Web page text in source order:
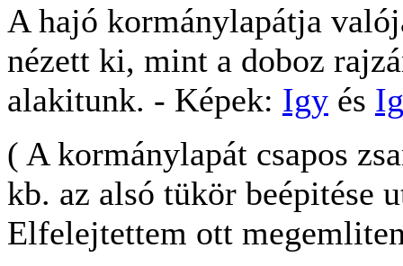
A hajó kormánylapátja
nézett ki, mint a doboz
alakitunk. - Képek: Igy és
( A kormánylapát csapos
kb. az alsó tükör beépitése
Elfelejtettem ott